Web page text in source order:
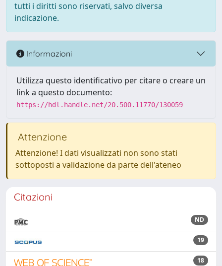
tutti i diritti sono riservati, salvo diversa
indicazione.
Informazioni
Utilizza questo identificativo per citare o creare un
link a questo documento:
https://hdl.handle.net/20.500.11770/130059
Attenzione
Attenzione! I dati visualizzati non sono stati
sottoposti a validazione da parte dell'ateneo
Citazioni
ND
19
18